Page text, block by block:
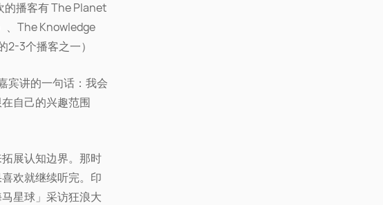
的播客有 The Planet
、The Knowledge
2-3个播客之一）
宾讲的一句话：我会
自己的兴趣范围
展认知边界。那时
欢就继续听完。印
星球」采访狂浪大